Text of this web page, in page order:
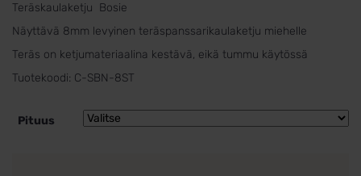
Teräskaulaketju Bosie
Näyttävä 8mm levyinen teräspanssarikaulaketju miehelle
Teräs on ketjumateriaalina kestävä, eikä tummu käytössä
Tuotekoodi: C-SBN-8ST
Pituus